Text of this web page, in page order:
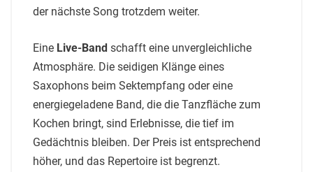
der nächste Song trotzdem weiter.
Eine Live-Band schafft eine unvergleichliche
Atmosphäre. Die seidigen Klänge eines
Saxophons beim Sektempfang oder eine
energiegeladene Band, die die Tanzfläche zum
Kochen bringt, sind Erlebnisse, die tief im
Gedächtnis bleiben. Der Preis ist entsprechend
höher, und das Repertoire ist begrenzt.